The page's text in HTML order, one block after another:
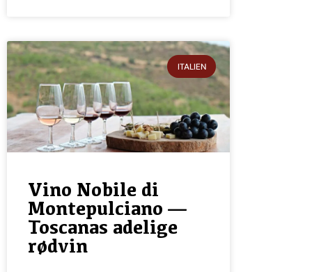
ITALIEN
Vino Nobile di
Montepulciano —
Toscanas adelige
rødvin